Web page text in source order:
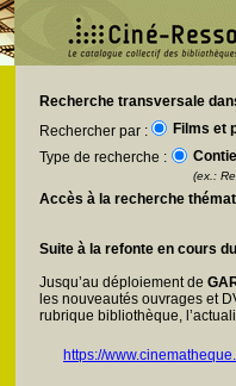
Recherche transversale
Rechercher par : Films et
Type de recherche :
(ex.:
Accès à la recherche
Suite à la refonte en cours
Jusqu’au déploiement de
les nouveautés ouvrages et
rubrique bibliothèque,
https://